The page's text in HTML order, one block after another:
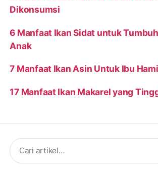
Dikonsumsi
6 Manfaat Ikan Sidat untuk
Anak
7 Manfaat Ikan Asin Untuk Ibu
17 Manfaat Ikan Makarel yang
Search
for: